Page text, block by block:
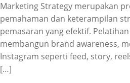
Marketing Strategy merupakan
pemahaman dan keterampilan
pemasaran yang efektif.
membangun brand awareness,
Instagram seperti feed, story,
[…]